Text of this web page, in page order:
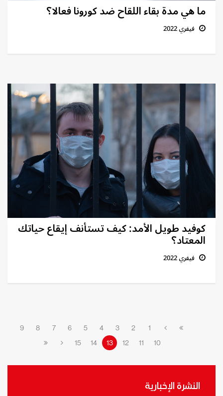
ما هي مدة بقاء اللقاح ضد كورونا فعالا؟
فيفري 2022
كوفيد طويل الأمد: كيف تستأنف إيقاع حياتك
المعتاد؟
فيفري 2022
1
2
3
4
5
6
7
8
9
10
11
12
13
14
15
النشرة الإخبارية